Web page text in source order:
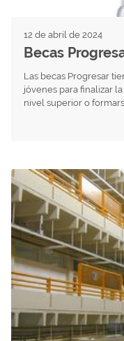
12 de abril de 2024
Becas
Las becas Progresar
jóvenes para finalizar
nivel superior o